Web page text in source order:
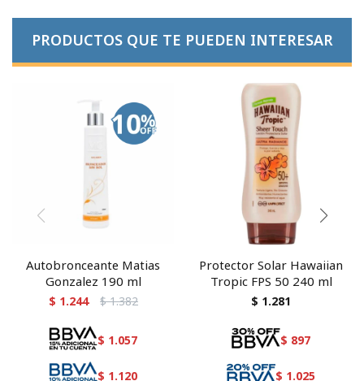
PRODUCTOS QUE TE PUEDEN INTERESAR
Autobronceante Matias
Gonzalez 190 ml
$ 1.244 $ 1.382
$ 1.057
$ 1.120
Protector Solar Hawaiian
Tropic FPS 50 240 ml
$ 1.281
$ 897
$ 1.025